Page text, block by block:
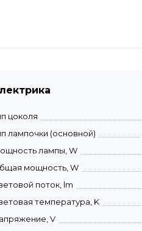
цоколя
лампочки (основной)
лампы, W
мощность, W
поток, lm
температура, K
V